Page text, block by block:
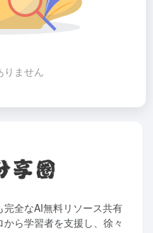
りません
全なAI無料リソース共有
ら学習者を支援し、徐々